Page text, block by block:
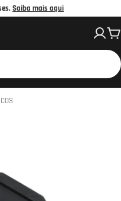
Saiba mais aqui